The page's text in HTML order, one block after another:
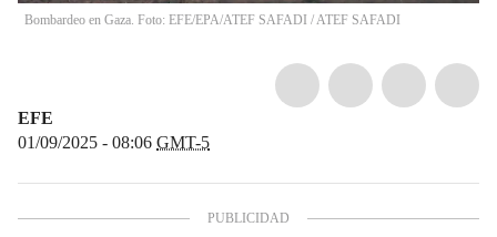
Bombardeo en Gaza. Foto: EFE/EPA/ATEF SAFADI /ATEF SAFADI
EFE
01/09/2025 - 08:06 GMT-5